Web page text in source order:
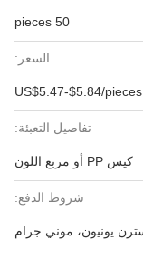
50 pieces
السعر:
US$5.47-$5.84/pieces
تفاصيل التعبئة:
كيس PP أو مربع اللون
شروط الدفع: